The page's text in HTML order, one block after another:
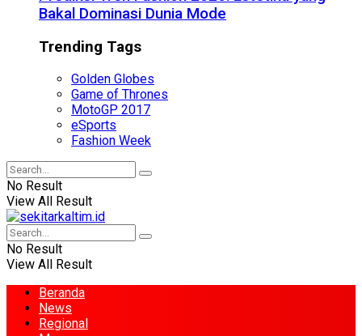
Bakal Dominasi Dunia Mode
Trending Tags
Golden Globes
Game of Thrones
MotoGP 2017
eSports
Fashion Week
No Result
View All Result
No Result
View All Result
Beranda
News
Regional